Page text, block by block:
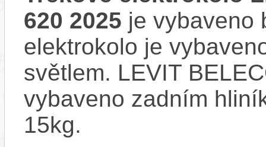
620 2025 je vybaveno
elektrokolo je
světlem. LEVIT
vybaveno zadním
15kg.